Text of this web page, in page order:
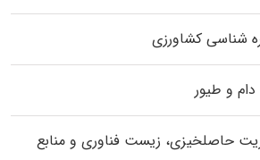
شناسی کشاورزی
و طیور
حاصلخیزی، زیست فناوری و منابع